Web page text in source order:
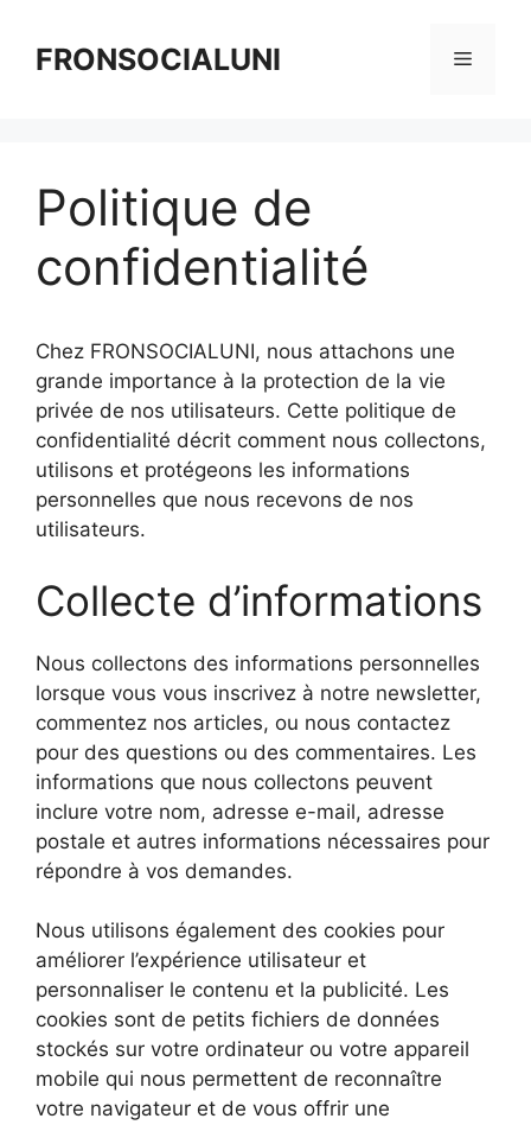
contenuFRONSOCIALUNI Menu
Politique de
confidentialité
Chez FRONSOCIALUNI, nous attachons une
grande importance à la protection de la vie
privée de nos utilisateurs. Cette politique de
confidentialité décrit comment nous collectons,
utilisons et protégeons les informations
personnelles que nous recevons de nos
utilisateurs.
Collecte d’informations
Nous collectons des informations personnelles
lorsque vous vous inscrivez à notre newsletter,
commentez nos articles, ou nous contactez
pour des questions ou des commentaires. Les
informations que nous collectons peuvent
inclure votre nom, adresse e-mail, adresse
postale et autres informations nécessaires pour
répondre à vos demandes.
Nous utilisons également des cookies pour
améliorer l’expérience utilisateur et
personnaliser le contenu et la publicité. Les
cookies sont de petits fichiers de données
stockés sur votre ordinateur ou votre appareil
mobile qui nous permettent de reconnaître
votre navigateur et de vous offrir une